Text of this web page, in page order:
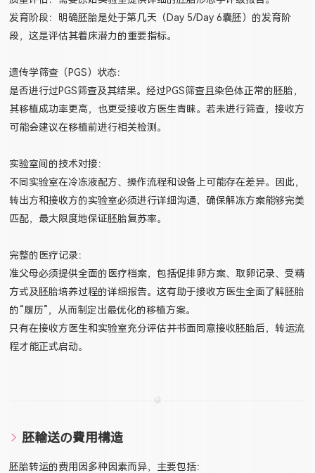
发育阶段：明确胚胎是处于第几天（Day 5/Day 6囊胚）的发育阶
段，这是评估其着床潜力的重要指标。
遗传学筛查（PGS）状态：
是否进行过PGS筛查及其结果。经过PGS筛查且染色体正常的胚胎，
其移植成功率更高，也更受接收方医生青睐。若未进行筛查，接收方
可能会建议在移植前进行相关检测。
实验室间的技术对接：
不同实验室在冷冻液配方、操作流程和设备上可能存在差异。因此，
转出方和接收方的实验室必须进行详细沟通，确保解冻方案能够完美
匹配，最大限度地保证胚胎复苏率。
完整的医疗记录：
准父母必须提供全面的医疗档案，包括促排卵方案、取卵记录、受精
方式及胚胎培养过程的详细报告。这有助于接收方医生全面了解胚胎
的“履历”，从而制定出最优化的移植方案。
只有在接收方医生和实验室充分评估并书面同意接收胚胎后，转运流
程才能正式启动。
胚輸送の費用構造
胚胎转运的费用因多种因素而异，主要包括：